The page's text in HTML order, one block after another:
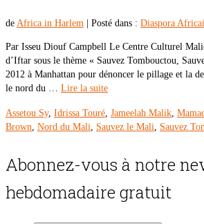
de Africa in Harlem Posté dans : Diaspora
Par Isseu Diouf Campbell Le Centre Culturel
d’Iftar sous le thème « Sauvez Tombouctou,
2012 à Manhattan pour dénoncer le pillage et la
le nord du … Lire la suite
Assetou Sy, Idrissa Touré, Jameelah Malik,
Brown, Nord du Mali, Sauvez le Mali, Sauvez
Abonnez-vous à notre
hebdomadaire gratuit